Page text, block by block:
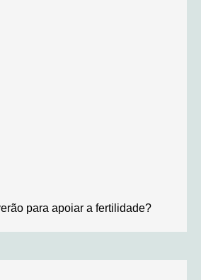
para apoiar a fertilidade?